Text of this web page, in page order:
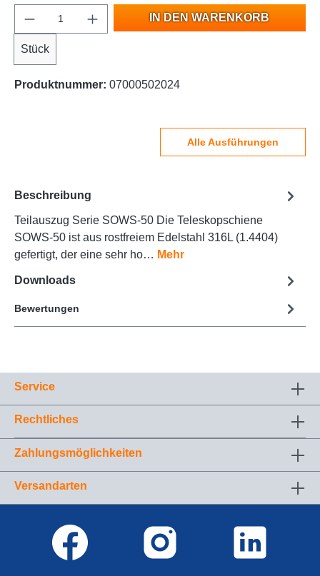
Stück
IN DEN WARENKORB
Produktnummer: 07000502024
Alle Ausführungen
Beschreibung
Teilauszug Serie SOWS-50 Die Teleskopschiene
SOWS-50 ist aus rostfreiem Edelstahl 316L (1.4404)
gefertigt, der eine sehr ho… Mehr
Downloads
Bewertungen
Service
Rechtliches
Zahlungsmöglichkeiten
Versandarten